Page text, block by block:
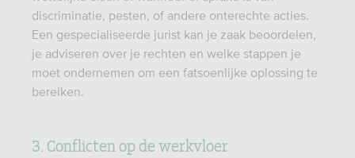
discriminatie, pesten, of andere onterechte acties.
Een gespecialiseerde jurist kan je zaak beoordelen,
je adviseren over je rechten en welke stappen je
moet ondernemen om een fatsoenlijke oplossing te
bereiken.
3. Conflicten op de werkvloer